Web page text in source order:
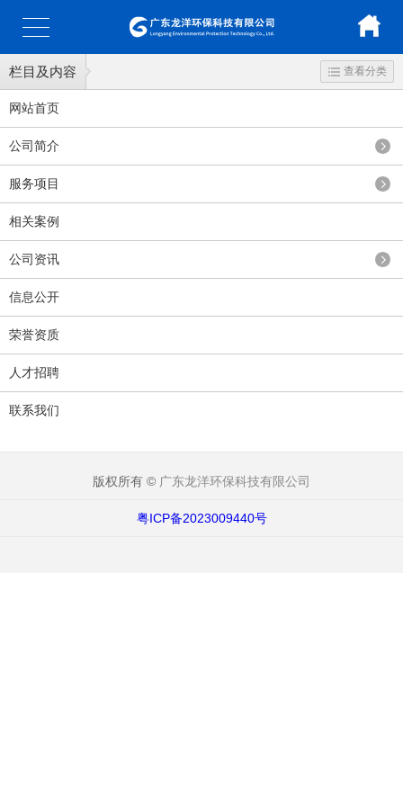
栏目及内容 查看分类
网站首页
公司简介
服务项目
相关案例
公司资讯
信息公开
荣誉资质
人才招聘
联系我们
版权所有 © 广东龙洋环保科技有限公司
粤ICP备2023009440号